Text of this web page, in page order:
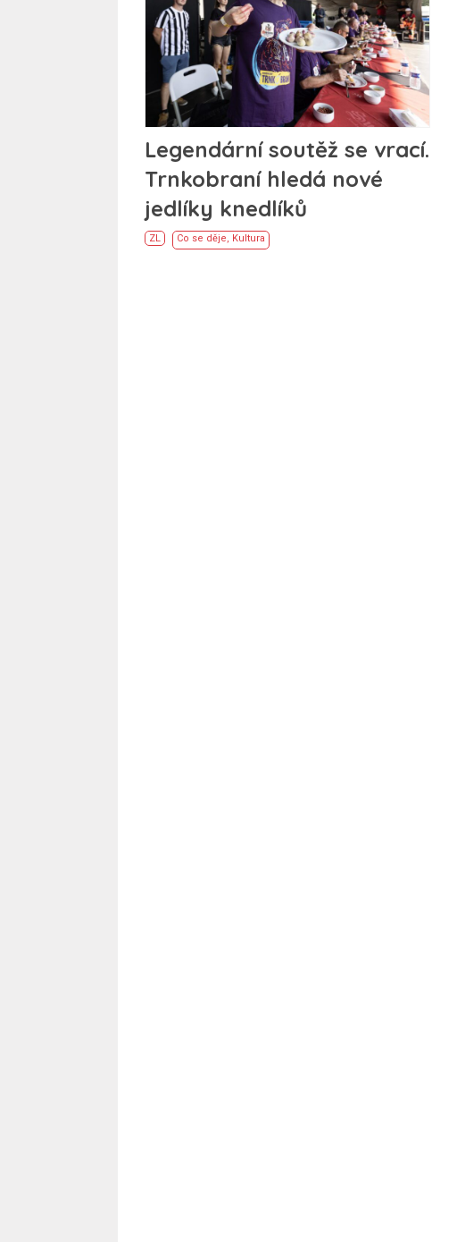
Legendární soutěž se vrací.
Trnkobraní hledá nové
jedlíky knedlíků
ZL Co se děje, Kultura